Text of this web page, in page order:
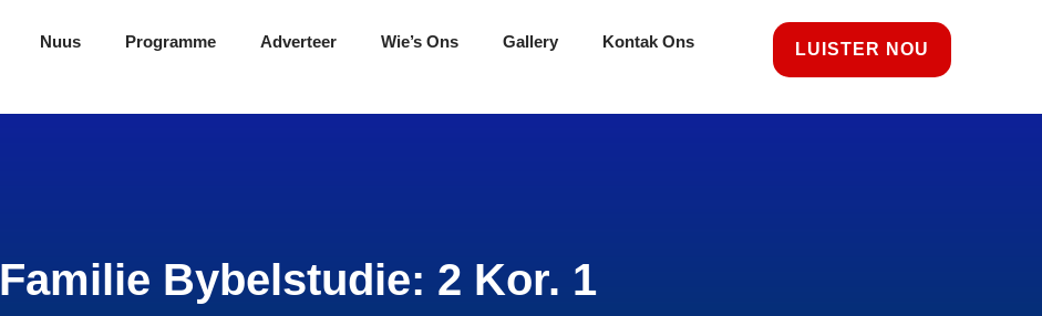
Nuus Programme Adverteer Wie’s Ons Gallery Kontak Ons LUISTER NOU
Familie Bybelstudie: 2 Kor. 1